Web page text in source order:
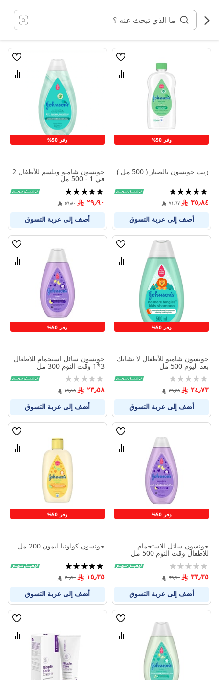
المحتوى
وفر 50%
قائمة
قارن
زيت جونسون بالصبار ( 500 مل )
تقييم:
100%
٣٥٫٨٤ ٧١٫٦٧
أضف إلى عربة التسوق
وفر 50%
قائمة
قارن
جونسون شامبو وبلسم للأطفال 2
في 1 - 500 مل
تقييم:
100%
٢٩٫٩٠ ٥٩٫٨٠
أضف إلى عربة التسوق
وفر 50%
قائمة
قارن
جونسون شامبو للأطفال لا تشابك
بعد اليوم 500 مل
Rating:
0%
٢٤٫٧٣ ٤٩٫٤٥
أضف إلى عربة التسوق
وفر 50%
قائمة
قارن
جونسون سائل استحمام للاطفال
3*1 وقت النوم 300 مل
Rating:
0%
٢٣٫٥٨ ٤٧٫١٥
أضف إلى عربة التسوق
وفر 50%
قائمة
قارن
جونسون سائل للاستحمام
للاطفال وقت النوم 500 مل
Rating:
0%
٣٣٫٣٥ ٦٦٫٧٠
أضف إلى عربة التسوق
وفر 50%
قائمة
قارن
جونسون كولونيا ليمون 200 مل
تقييم:
100%
١٥٫٣٥ ٣٠٫٧٠
أضف إلى عربة التسوق
قائمة
قارن
قائمة
قارن